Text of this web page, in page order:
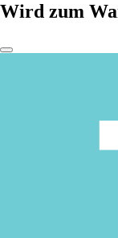
Wird zum